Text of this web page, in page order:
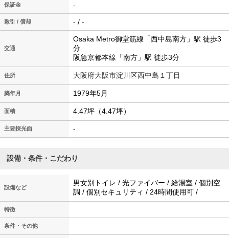
保証金 -
敷引 / 償却 - / -
交通
Osaka Metro御堂筋線「西中島南方」駅 徒歩3
分
阪急京都本線「南方」駅 徒歩3分
住所 大阪府大阪市淀川区西中島１丁目
築年月 1979年5月
面積 4.47坪（4.47坪）
主要採光面 -
設備・条件・こだわり
設備など
男女別トイレ / 光ファイバー / 給湯室 / 個別空
調 / 個別セキュリティ / 24時間使用可 /
特徴
条件・その他